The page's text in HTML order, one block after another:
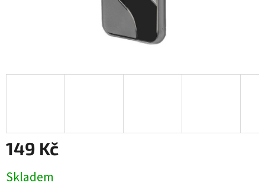
149 Kč
cena:
Skladem